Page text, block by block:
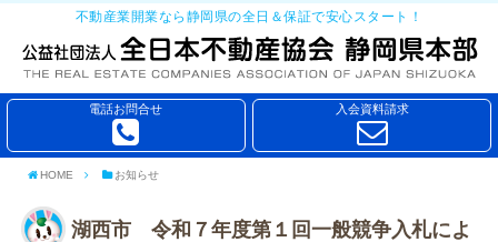
不動産業開業なら静岡県の全日＆保証で安心スタート！
電話お問合せ 入会資料請求
HOME お知らせ
湖西市 令和７年度第１回一般競争入札によ